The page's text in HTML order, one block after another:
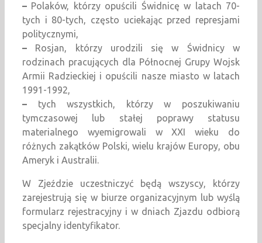
– Polaków, którzy opuścili Świdnicę w latach 70-
tych i 80-tych, często uciekając przed represjami
politycznymi,
– Rosjan, którzy urodzili się w Świdnicy w
rodzinach pracujących dla Północnej Grupy Wojsk
Armii Radzieckiej i opuścili nasze miasto w latach
1991-1992,
– tych wszystkich, którzy w poszukiwaniu
tymczasowej lub stałej poprawy statusu
materialnego wyemigrowali w XXI wieku do
różnych zakątków Polski, wielu krajów Europy, obu
Ameryk i Australii.
W Zjeździe uczestniczyć będą wszyscy, którzy
zarejestrują się w biurze organizacyjnym lub wyślą
formularz rejestracyjny i w dniach Zjazdu odbiorą
specjalny identyfikator.